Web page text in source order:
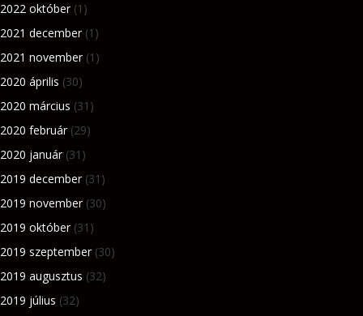
2022 október(1)
2021 december(1)
2021 november(1)
2020 április (30)
2020 március (31)
2020 február(29)
2020 január(31)
2019 december(31)
2019 november(30)
2019 október(31)
2019 szeptember(30)
2019 augusztus (32)
2019 július (32)